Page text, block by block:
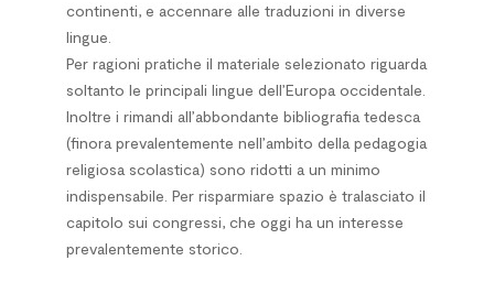
continenti, e accennare alle traduzioni in diverse
lingue.
Per ragioni pratiche il materiale selezionato riguarda
soltanto le principali lingue dell’Europa occidentale.
Inoltre i rimandi all’abbondante bibliografia tedesca
(finora prevalentemente nell’ambito della pedagogia
religiosa scolastica) sono ridotti a un minimo
indispensabile. Per risparmiare spazio è tralasciato il
capitolo sui congressi, che oggi ha un interesse
prevalentemente storico.